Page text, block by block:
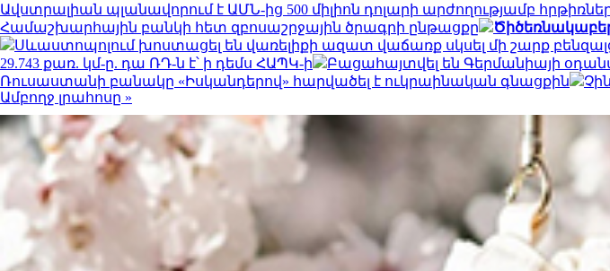
Ավստրալիան պլանավորում է ԱՄՆ-ից 500 միլիոն դոլարի արժողությամբ
Համաշխարհային բանկի հետ զբոսաշրջային ծրագրի ընթացքը
Սևաստոպոլում խոստացել են վառելիքի ազատ վաճառք սկսել մի շարք
29.743 քառ. կմ-ը. դա ՌԴ-ն է՝ ի դեմս ՀԱՊԿ-ի
Բացահայտվել են Գերմանիայի
Ռուսաստանի բանակը «Իսկանդերով» հարվածել է ուկրաինական գնացքին
Ամբողջ լրահոսը »